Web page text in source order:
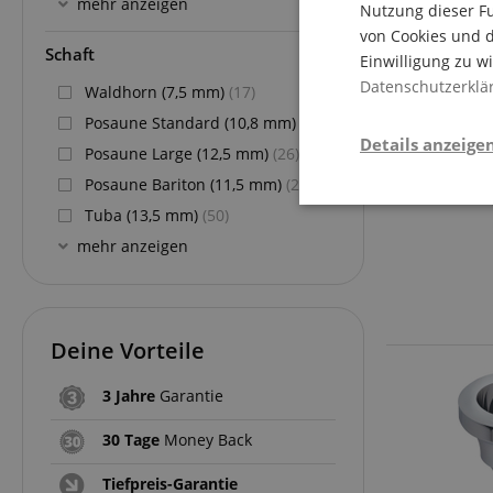
Schaft
Waldhorn (7,5 mm) (17)
Posaune Standard (10,8 mm)
Posaune Large (12,5 mm) (26)
Posaune Bariton (11,5 mm) (20)
Tuba (13,5 mm) (50)
mehr anzeigen
Deine Vorteile
3 Jahre Garantie
30 Tage Money Back
Tiefpreis-Garantie
Nutzung dieser
von Cookies und
Einwilligung zu
Details
Statistik-Cookies
nicht verwendet